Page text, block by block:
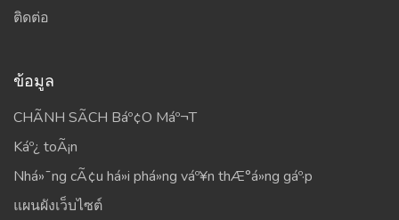
ติดต่อ
ข้อมูล
CHÃNH SÃCH Báº¢O Máº¬T
Káº¿ toÃ¡n
Nhá»¯ng cÃ¢u há»i phá»ng váº¥n thÆ°á»ng gáº·p
แผนผังเว็บไซต์